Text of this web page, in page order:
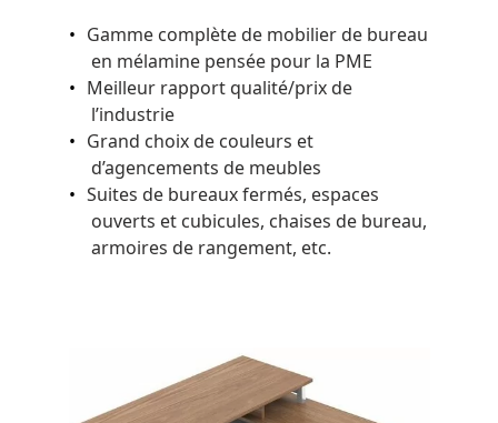
Gamme complète de mobilier de bureau
en mélamine pensée pour la PME
Meilleur rapport qualité/prix de
l’industrie
Grand choix de couleurs et
d’agencements de meubles
Suites de bureaux fermés, espaces
ouverts et cubicules, chaises de bureau,
armoires de rangement, etc.